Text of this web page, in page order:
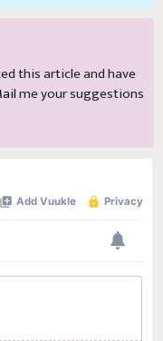
this article and have
me your suggestions